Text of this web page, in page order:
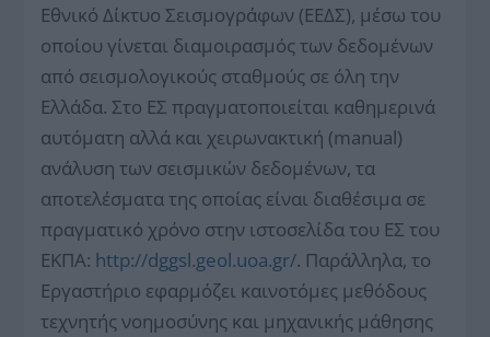
Εθνικό Δίκτυο Σεισμογράφων (ΕΕΔΣ), μέσω του
οποίου γίνεται διαμοιρασμός των δεδομένων
από σεισμολογικούς σταθμούς σε όλη την
Ελλάδα. Στο ΕΣ πραγματοποιείται καθημερινά
αυτόματη αλλά και χειρωνακτική (manual)
ανάλυση των σεισμικών δεδομένων, τα
αποτελέσματα της οποίας είναι διαθέσιμα σε
πραγματικό χρόνο στην ιστοσελίδα του ΕΣ του
ΕΚΠΑ: http://dggsl.geol.uoa.gr/. Παράλληλα, το
Εργαστήριο εφαρμόζει καινοτόμες μεθόδους
τεχνητής νοημοσύνης και μηχανικής μάθησης